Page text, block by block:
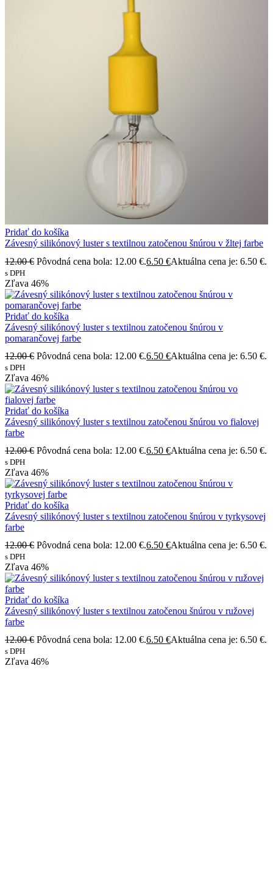
Pridať do košíka
Závesný silikónový luster s textilnou zatočenou šnúrou v žltej farbe
12.00€ Pôvodná cena bola: 12.00 €.6.50 €Aktuálna cena je: 6.50 €.
s DPH
Zľava 46%
Pridať do košíka
Závesný silikónový luster s textilnou zatočenou šnúrou v
pomarančovej farbe
12.00€ Pôvodná cena bola: 12.00 €.6.50 €Aktuálna cena je: 6.50 €.
s DPH
Zľava 46%
Pridať do košíka
Závesný silikónový luster s textilnou zatočenou šnúrou vo fialovej
farbe
12.00€ Pôvodná cena bola: 12.00 €.6.50 €Aktuálna cena je: 6.50 €.
s DPH
Zľava 46%
Pridať do košíka
Závesný silikónový luster s textilnou zatočenou šnúrou v tyrkysovej
farbe
12.00€ Pôvodná cena bola: 12.00 €.6.50 €Aktuálna cena je: 6.50 €.
s DPH
Zľava 46%
Pridať do košíka
Závesný silikónový luster s textilnou zatočenou šnúrou v ružovej
farbe
12.00€ Pôvodná cena bola: 12.00 €.6.50 €Aktuálna cena je: 6.50 €.
s DPH
Zľava 46%